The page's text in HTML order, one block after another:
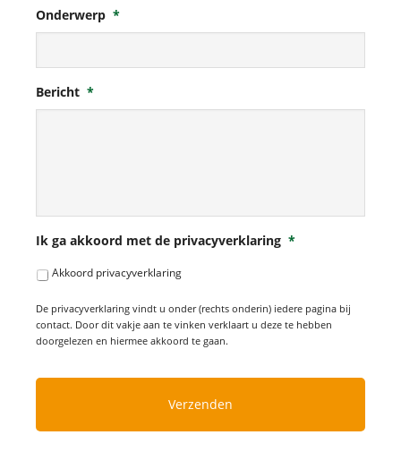
Onderwerp *
Bericht *
Ik ga akkoord met de privacyverklaring *
Akkoord privacyverklaring
De privacyverklaring vindt u onder (rechts onderin) iedere pagina bij
contact. Door dit vakje aan te vinken verklaart u deze te hebben
doorgelezen en hiermee akkoord te gaan.